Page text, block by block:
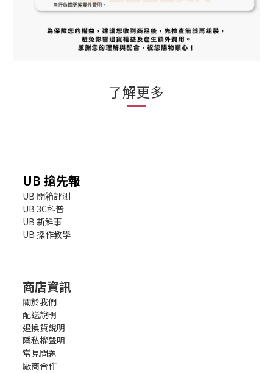
了解更多
UB 搶先報
UB 開箱評測
UB 3C科普
UB 新鮮事
UB 操作教學
商店資訊
關於我們
配送說明
退換貨說明
隱私權聲明
常見問題
廠商合作